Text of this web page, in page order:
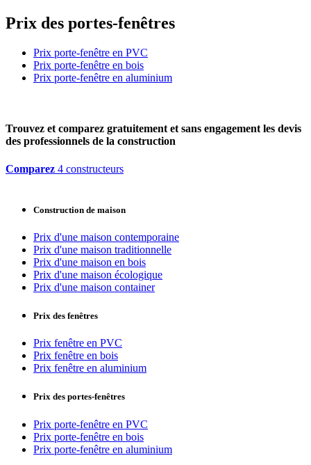
Prix des portes-fenêtres
Prix porte-fenêtre en PVC
Prix porte-fenêtre en bois
Prix porte-fenêtre en aluminium
Trouvez et comparez gratuitement et sans engagement les devis
des professionnels de la construction
Comparez 4 constructeurs
Construction de maison
Prix d'une maison contemporaine
Prix d'une maison traditionnelle
Prix d'une maison en bois
Prix d'une maison écologique
Prix d'une maison container
Prix des fenêtres
Prix fenêtre en PVC
Prix fenêtre en bois
Prix fenêtre en aluminium
Prix des portes-fenêtres
Prix porte-fenêtre en PVC
Prix porte-fenêtre en bois
Prix porte-fenêtre en aluminium